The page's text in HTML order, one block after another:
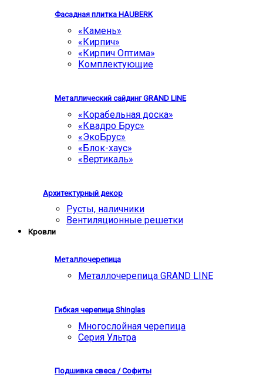
Фасадная плитка HAUBERK
«Камень»
«Кирпич»
«Кирпич Оптима»
Комплектующие
Металлический сайдинг GRAND LINE
«Корабельная доска»
«Квадро Брус»
«ЭкоБрус»
«Блок-хаус»
«Вертикаль»
Архитектурный декор
Русты, наличники
Вентиляционные решетки
Кровли
Металлочерепица
Металлочерепица GRAND LINE
Гибкая черепица Shinglas
Многослойная черепица
Серия Ультра
Подшивка свеса / Софиты